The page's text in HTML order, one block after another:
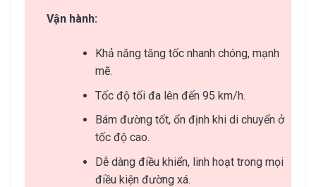
Vận hành:
Khả năng tăng tốc nhanh chóng, mạnh
mẽ.
Tốc độ tối đa lên đến 95 km/h.
Bám đường tốt, ổn định khi di chuyển ở
tốc độ cao.
Dễ dàng điều khiển, linh hoạt trong mọi
điều kiện đường xá.